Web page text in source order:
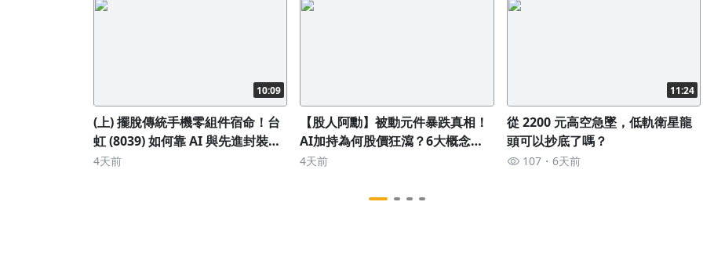
10:09
(上) 擺脫傳統手機零組件宿命！台
虹 (8039) 如何靠 AI 與先進封裝
「營收不變、獲利狂飆 8 倍」？
4天前
【股人阿勳】被動元件暴跌真相！
AI加持為何股價狂瀉？6大概念股
估值大公開🔎
4天前
11:24
從 2200 元高空急墜，低軌衛星龍
頭可以抄底了嗎？
107 6天前